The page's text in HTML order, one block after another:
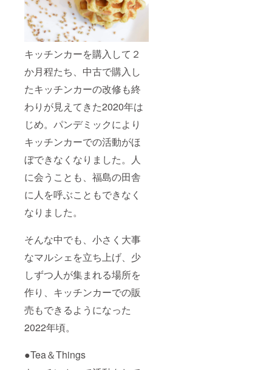
キッチンカーを購入して２
か月程たち、中古で購入し
たキッチンカーの改修も終
わりが見えてきた2020年は
じめ。パンデミックにより
キッチンカーでの活動がほ
ぼできなくなりました。人
に会うことも、福島の田舎
に人を呼ぶこともできなく
なりました。
そんな中でも、小さく大事
なマルシェを立ち上げ、少
しずつ人が集まれる場所を
作り、キッチンカーでの販
売もできるようになった
2022年頃。
●Tea＆Things